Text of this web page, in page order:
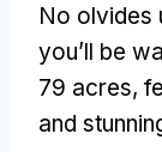
No olvides
you’ll be
79 acres,
and